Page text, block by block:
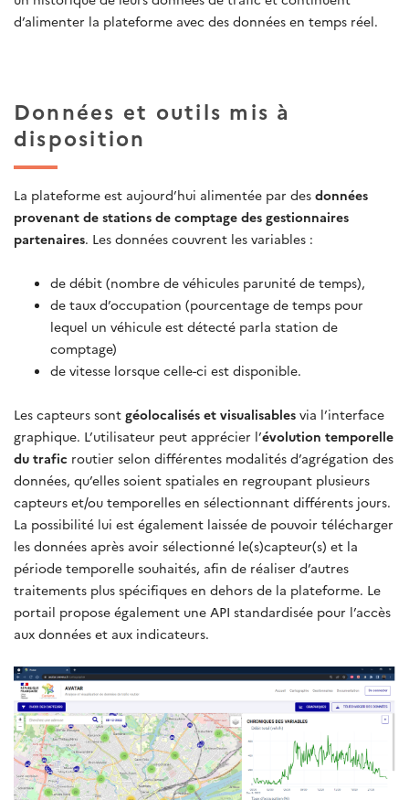
d’alimenter la plateforme avec des données en temps réel.
Données et outils mis à
disposition
La plateforme est aujourd’hui alimentée par des données
provenant de stations de comptage des gestionnaires
partenaires. Les données couvrent les variables :
de débit (nombre de véhicules parunité de temps),
de taux d’occupation (pourcentage de temps pour
lequel un véhicule est détecté parla station de
comptage)
de vitesse lorsque celle-ci est disponible.
Les capteurs sont géolocalisés et visualisables via l’interface
graphique. L’utilisateur peut apprécier l’évolution temporelle
du trafic routier selon différentes modalités d’agrégation des
données, qu’elles soient spatiales en regroupant plusieurs
capteurs et/ou temporelles en sélectionnant différents jours.
La possibilité lui est également laissée de pouvoir télécharger
les données après avoir sélectionné le(s)capteur(s) et la
période temporelle souhaités, afin de réaliser d’autres
traitements plus spécifiques en dehors de la plateforme. Le
portail propose également une API standardisée pour l’accès
aux données et aux indicateurs.